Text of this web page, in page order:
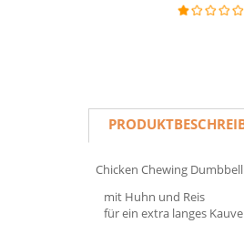
Chicken Chewing Dumbbell
mit Huhn und Reis
für ein extra langes